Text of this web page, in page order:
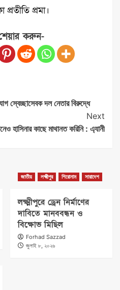
প্রমা।
করুন-
স্বেচ্ছাসেবক দল নেতার বিরুদ্ধে
Next
হাসিনার কাছে মাথানত করিনি : এ্যানী
জাতীয় লক্ষ্মীপুর শিরোনাম সারাদেশ
লক্ষ্মীপুরে ড্রেন নির্মাণের
দাবিতে মানববন্ধন ও
বিক্ষোভ মিছিল
Forhad Sazzad
জুলাই ৮, ২০২৬